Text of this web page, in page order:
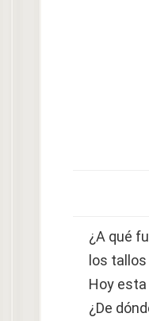
¿A qué
los
Hoy esta
¿De